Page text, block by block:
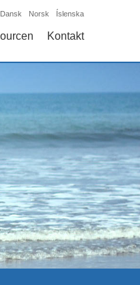
Dansk Norsk Íslenska
Kontakt